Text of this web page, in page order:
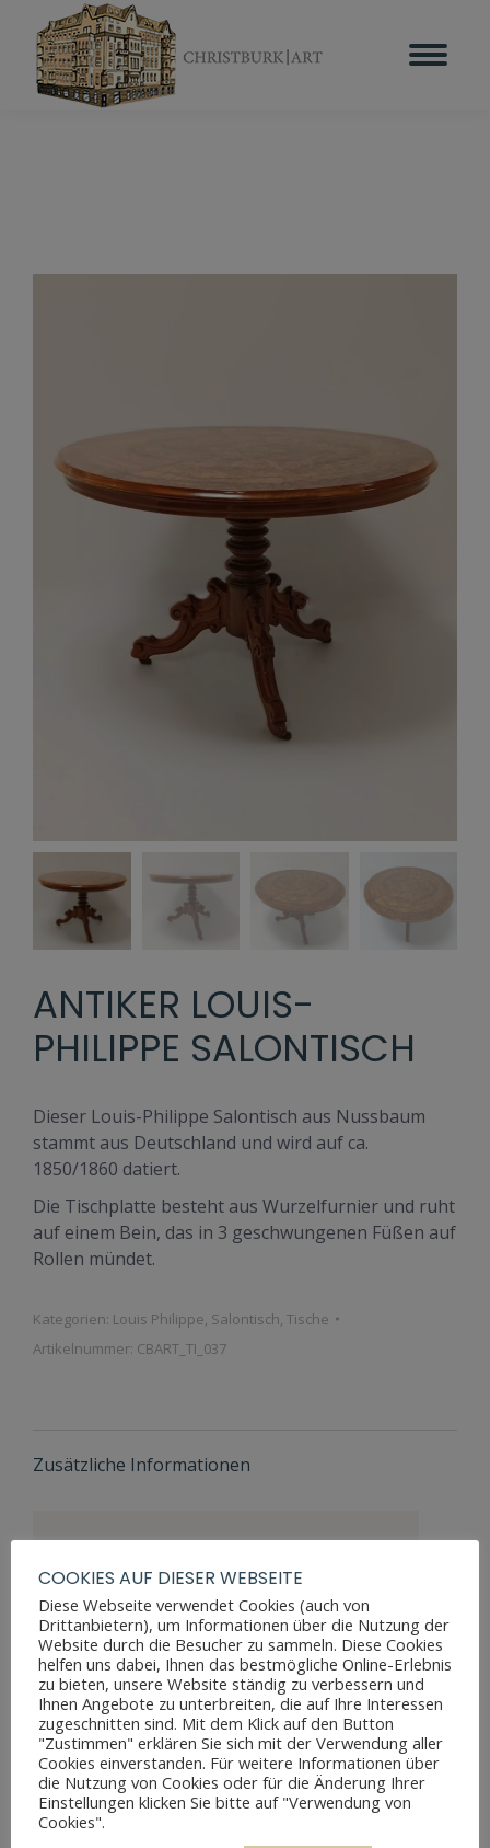
ANTIKER LOUIS-
PHILIPPE SALONTISCH
Dieser Louis-Philippe Salontisch aus Nussbaum
stammt aus Deutschland und wird auf ca.
1850/1860 datiert.
Die Tischplatte besteht aus Wurzelfurnier und ruht
auf einem Bein, das in 3 geschwungenen Füßen auf
Rollen mündet.
Kategorien: Louis Philippe, Salontisch, Tische
Artikelnummer: CBART_TI_037
Zusätzliche Informationen
Maße Durchmesser
107 cm
Materialien
Nussbaum,
Wurzelfurnier
Stil
Louis Philippe
Restaurierungsjahr
ca. 2014
Zustand
Tischplatte
gerissen
Preis
COOKIES AUF DIESER WEBSEITE
Diese Webseite verwendet Cookies (auch von
Drittanbietern), um Informationen über die Nutzung der
Website durch die Besucher zu sammeln. Diese Cookies
helfen uns dabei, Ihnen das bestmögliche Online-Erlebnis
zu bieten, unsere Website ständig zu verbessern und
Ihnen Angebote zu unterbreiten, die auf Ihre Interessen
zugeschnitten sind. Mit dem Klick auf den Button
"Zustimmen" erklären Sie sich mit der Verwendung aller
Cookies einverstanden. Für weitere Informationen über
die Nutzung von Cookies oder für die Änderung Ihrer
Einstellungen klicken Sie bitte auf "Verwendung von
Cookies".